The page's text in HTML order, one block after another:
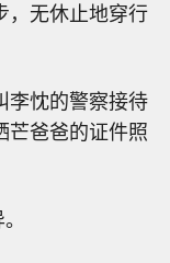
，无休止地穿行
李忱的警察接待
芒爸爸的证件照